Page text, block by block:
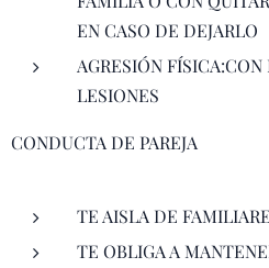
EN CASO DE DEJARLO
AGRESIÓN
LESIONES
CONDUCTA DE PAREJA
TE AISLA DE
TE OBLIGA A